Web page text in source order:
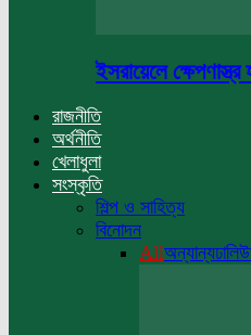
ইসরায়েলে
রাজনীতি
অর্থনীতি
খেলাধুলা
সংস্কৃতি
শিল্প ও সাহিত্য
বিনোদন
Allঅন্যান্য